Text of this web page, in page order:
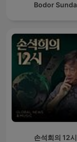
Bodor Sunda
손석희의 12시